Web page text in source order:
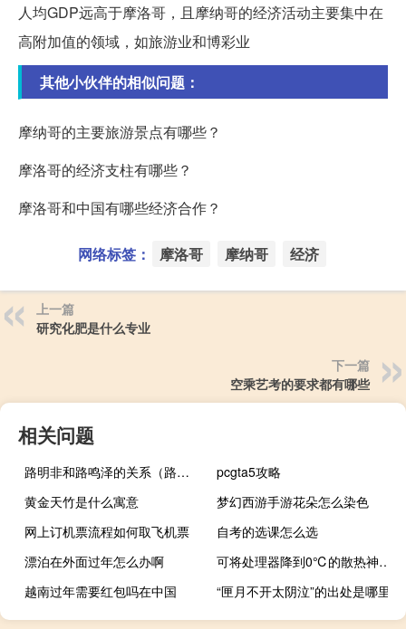
人均GDP远高于摩洛哥，且摩纳哥的经济活动主要集中在
高附加值的领域，如旅游业和博彩业
其他小伙伴的相似问题：
摩纳哥的主要旅游景点有哪些？
摩洛哥的经济支柱有哪些？
摩洛哥和中国有哪些经济合作？
网络标签： 摩洛哥 摩纳哥 经济
上一篇
研究化肥是什么专业
下一篇
空乘艺考的要求都有哪些
相关问题
路明非和路鸣泽的关系（路明非和路鸣泽是什么关系）
pcgta5攻略
黄金天竹是什么寓意
梦幻西游手游花朵怎么染色
网上订机票流程如何取飞机票
自考的选课怎么选
漂泊在外面过年怎么办啊
可将处理器降到0℃的散热神技！Intel突然放弃了
越南过年需要红包吗在中国
“匣月不开太阴泣”的出处是哪里